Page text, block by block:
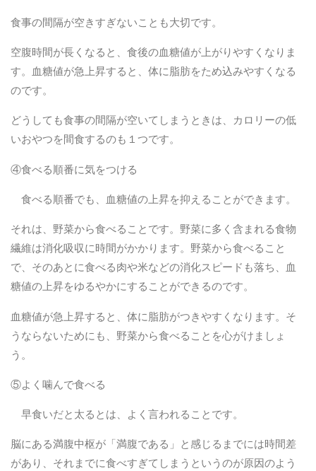
食事の間隔が空きすぎないことも大切です。
空腹時間が長くなると、食後の血糖値が上がりやすくなりま
す。血糖値が急上昇すると、体に脂肪をため込みやすくなる
のです。
どうしても食事の間隔が空いてしまうときは、カロリーの低
いおやつを間食するのも１つです。
④食べる順番に気をつける
食べる順番でも、血糖値の上昇を抑えることができます。
それは、野菜から食べることです。野菜に多く含まれる食物
繊維は消化吸収に時間がかかります。野菜から食べること
で、そのあとに食べる肉や米などの消化スピードも落ち、血
糖値の上昇をゆるやかにすることができるのです。
血糖値が急上昇すると、体に脂肪がつきやすくなります。そ
うならないためにも、野菜から食べることを心がけましょ
う。
⑤よく噛んで食べる
早食いだと太るとは、よく言われることです。
脳にある満腹中枢が「満腹である」と感じるまでには時間差
があり、それまでに食べすぎてしまうというのが原因のよう